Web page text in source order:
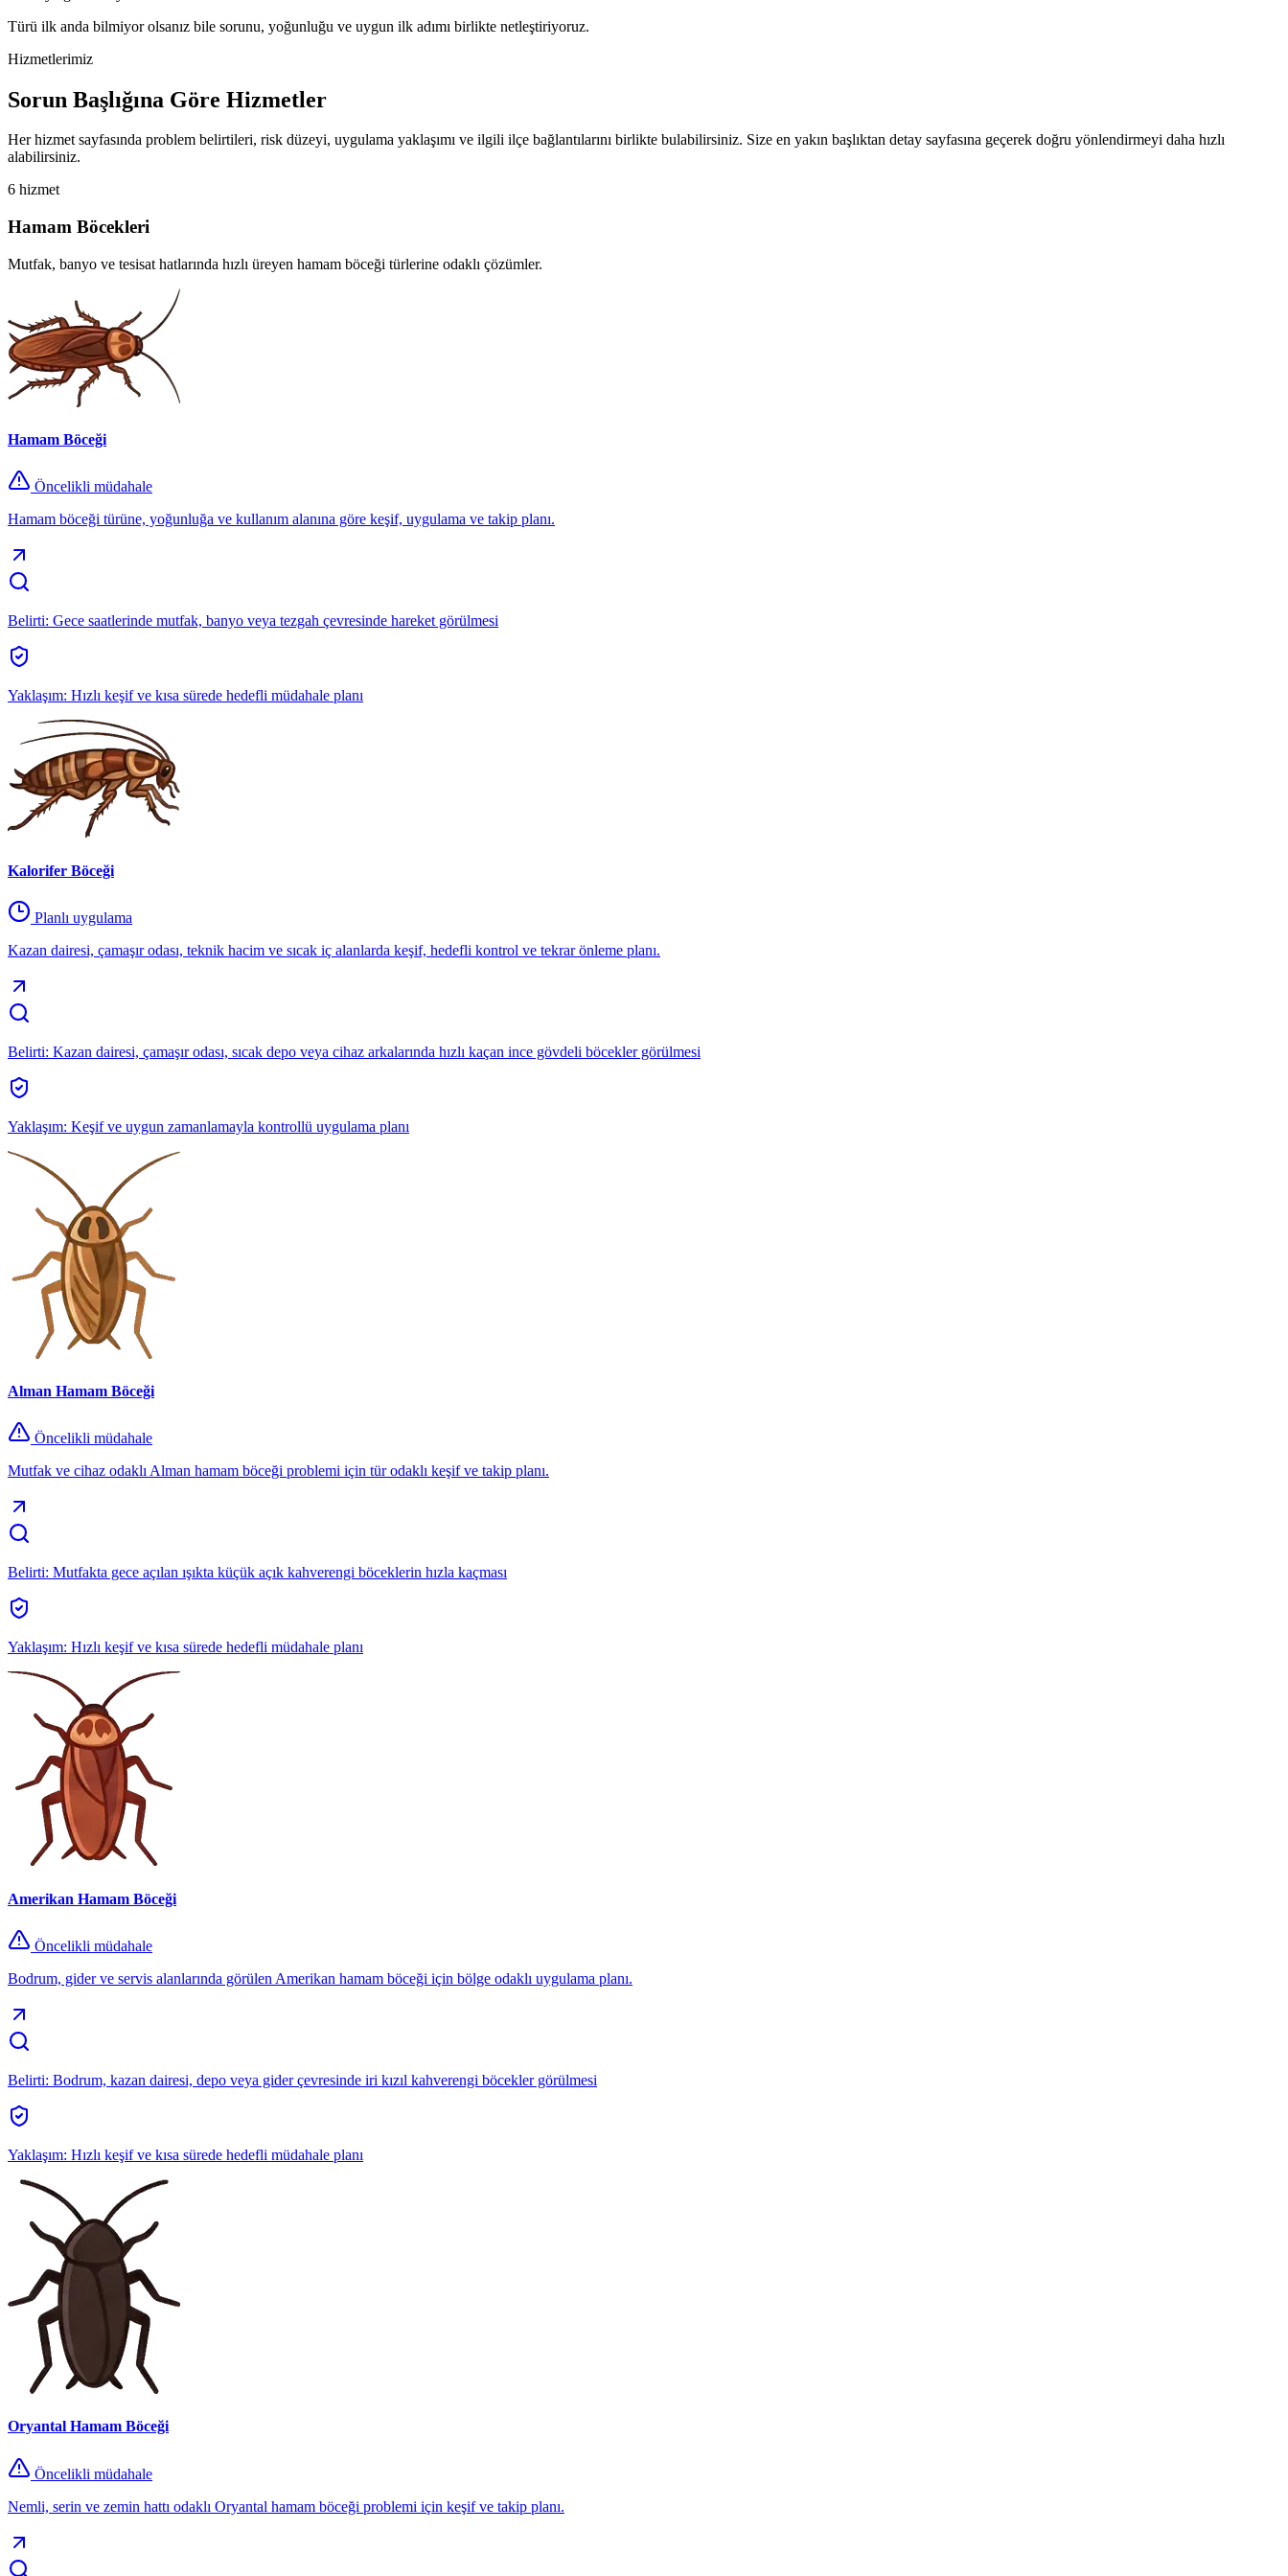
Türü ilk anda bilmiyor olsanız bile sorunu, yoğunluğu ve uygun ilk adımı birlikte netleştiriyoruz.
Hizmetlerimiz
Sorun Başlığına Göre Hizmetler
Her hizmet sayfasında problem belirtileri, risk düzeyi, uygulama yaklaşımı ve ilgili ilçe bağlantılarını birlikte bulabilirsiniz. Size en yakın başlıktan detay sayfasına geçerek doğru yönlendirmeyi daha hızlı
alabilirsiniz.
6 hizmet
Hamam Böcekleri
Mutfak, banyo ve tesisat hatlarında hızlı üreyen hamam böceği türlerine odaklı çözümler.
Hamam Böceği
Öncelikli müdahale
Hamam böceği türüne, yoğunluğa ve kullanım alanına göre keşif, uygulama ve takip planı.
Belirti: Gece saatlerinde mutfak, banyo veya tezgah çevresinde hareket görülmesi
Yaklaşım: Hızlı keşif ve kısa sürede hedefli müdahale planı
Kalorifer Böceği
Planlı uygulama
Kazan dairesi, çamaşır odası, teknik hacim ve sıcak iç alanlarda keşif, hedefli kontrol ve tekrar önleme planı.
Belirti: Kazan dairesi, çamaşır odası, sıcak depo veya cihaz arkalarında hızlı kaçan ince gövdeli böcekler görülmesi
Yaklaşım: Keşif ve uygun zamanlamayla kontrollü uygulama planı
Alman Hamam Böceği
Öncelikli müdahale
Mutfak ve cihaz odaklı Alman hamam böceği problemi için tür odaklı keşif ve takip planı.
Belirti: Mutfakta gece açılan ışıkta küçük açık kahverengi böceklerin hızla kaçması
Yaklaşım: Hızlı keşif ve kısa sürede hedefli müdahale planı
Amerikan Hamam Böceği
Öncelikli müdahale
Bodrum, gider ve servis alanlarında görülen Amerikan hamam böceği için bölge odaklı uygulama planı.
Belirti: Bodrum, kazan dairesi, depo veya gider çevresinde iri kızıl kahverengi böcekler görülmesi
Yaklaşım: Hızlı keşif ve kısa sürede hedefli müdahale planı
Oryantal Hamam Böceği
Öncelikli müdahale
Nemli, serin ve zemin hattı odaklı Oryantal hamam böceği problemi için keşif ve takip planı.